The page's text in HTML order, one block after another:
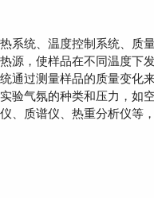
统、温度控制系统、质
源，使样品在不同温度下
通过测量样品的质量变化
验气氛的种类和压力，如
、质谱仪、热重分析仪等